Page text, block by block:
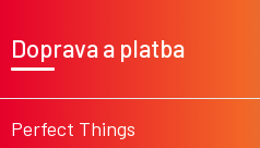
t
Perfect Things
Doprava a platba